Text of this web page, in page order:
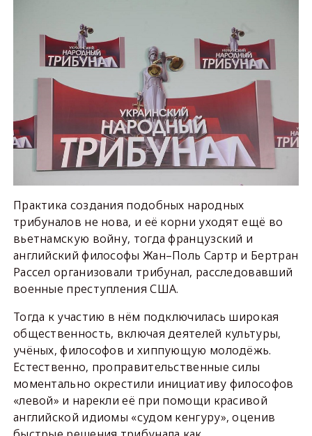
Практика создания подобных народных
трибуналов не нова, и её корни уходят ещё во
вьетнамскую войну, тогда французский и
английский философы Жан–Поль Сартр и Бертран
Рассел организовали трибунал, расследовавший
военные преступления США.
Тогда к участию в нём подключилась широкая
общественность, включая деятелей культуры,
учёных, философов и хиппующую молодёжь.
Естественно, проправительственные силы
моментально окрестили инициативу философов
«левой» и нарекли её при помощи красивой
английской идиомы «судом кенгуру», оценив